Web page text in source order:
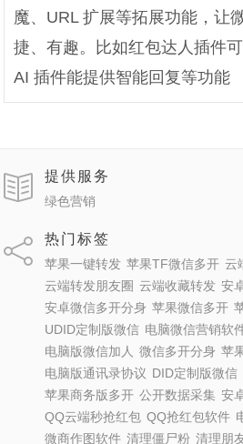
魔、URL 扩展等拓展功能，让
捷、有趣。比如红包达人插件
AI 插件能提供智能回复等功能
提供服务
绿色营销
热门标签
苹果一键转发 苹果TF微信多开 云
云端转发朋友圈 云端收藏转发 安
安卓微信多开分身 苹果微信多开
UDID定制版微信 电脑微信营销软
电脑版微信加人 微信多开分身 苹
电脑版通讯录协议 DID定制版微信
苹果商务版多开 公开数据采集 安
QQ云端秒抢红包 QQ抢红包软件
微商作图软件 清理僵尸粉 清理朋